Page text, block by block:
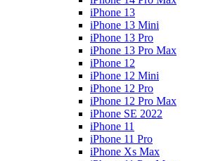
iPhone 13
iPhone 13 Mini
iPhone 13 Pro
iPhone 13 Pro Max
iPhone 12
iPhone 12 Mini
iPhone 12 Pro
iPhone 12 Pro Max
iPhone SE 2022
iPhone 11
iPhone 11 Pro
iPhone Xs Max